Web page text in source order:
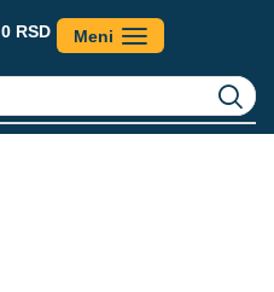
0 RSD Meni